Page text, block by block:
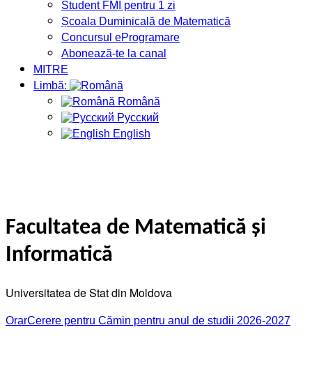
Student FMI pentru 1 zi
Școala Duminicală de Matematică
Concursul eProgramare
Abonează-te la canal
MITRE
Limbă:
Română
Русский
English
Facultatea de Matematică și
Informatică
Universitatea de Stat din Moldova
OrarCerere pentru Cămin pentru anul de studii 2026-2027